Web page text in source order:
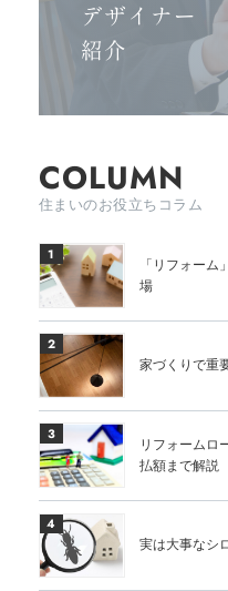
デザイナー
紹介
COLUMN
住まいのお役立ちコラム
1
「リフォー
場
2
家づくりで重
3
リフォームロ
払額まで解説
4
実は大事なシ